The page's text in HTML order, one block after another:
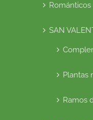
Románticos
SAN
Plantas
Ramos